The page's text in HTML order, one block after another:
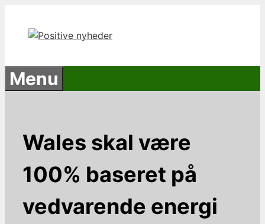
indhold
Menu
Wales skal være
100% baseret på
vedvarende energi